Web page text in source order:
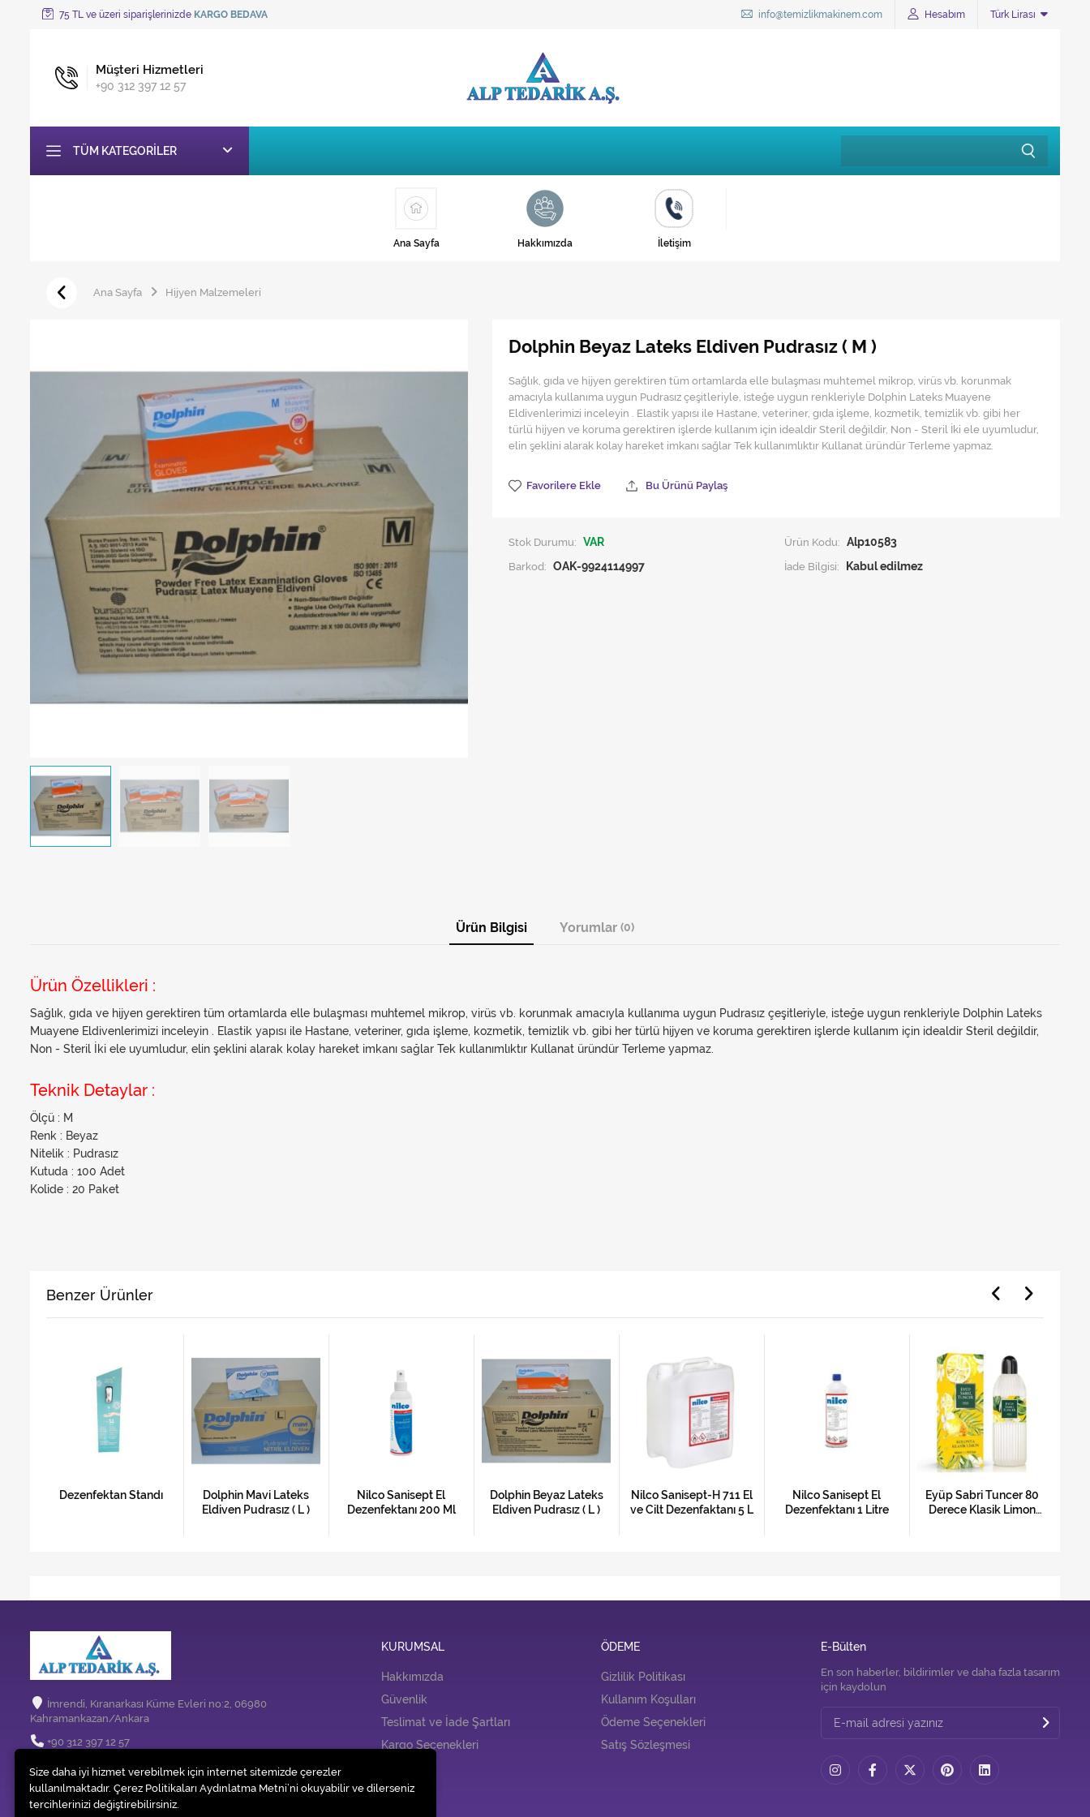
75 TL ve üzeri siparişlerinizde KARGO BEDAVA info@temizlikmakinem.com Hesabım Türk Lirası
Müşteri Hizmetleri
+90 312 397 12 57
TÜM KATEGORILER
Ana Sayfa Hakkımızda İletişim
Ana Sayfa Hijyen Malzemeleri
Dolphin Beyaz Lateks Eldiven Pudrasız ( M )
Sağlık, gıda ve hijyen gerektiren tüm ortamlarda elle bulaşması muhtemel mikrop, virüs vb. korunmak
amacıyla kullanıma uygun Pudrasız çeşitleriyle, isteğe uygun renkleriyle Dolphin Lateks Muayene
Eldivenlerimizi inceleyin . Elastik yapısı ile Hastane, veteriner, gıda işleme, kozmetik, temizlik vb. gibi her
türlü hijyen ve koruma gerektiren işlerde kullanım için idealdir Steril değildir, Non - Steril İki ele uyumludur,
elin şeklini alarak kolay hareket imkanı sağlar Tek kullanımlıktır Kullanat üründür Terleme yapmaz.
Favorilere Ekle Bu Ürünü Paylaş
Stok Durumu: VAR Ürün Kodu: Alp10583
Barkod: OAK-9924114997 İade Bilgisi:
Ürün Bilgisi Yorumlar (0)
Ürün Özellikleri :
Sağlık, gıda ve hijyen gerektiren tüm ortamlarda elle bulaşması muhtemel mikrop, virüs vb. korunmak amacıyla kullanıma uygun Pudrasız çeşitleriyle, isteğe uygun renkleriyle Dolphin Lateks
Muayene Eldivenlerimizi inceleyin . Elastik yapısı ile Hastane, veteriner, gıda işleme, kozmetik, temizlik vb. gibi her türlü hijyen ve koruma gerektiren işlerde kullanım için idealdir Steril değildir,
Non - Steril İki ele uyumludur, elin şeklini alarak kolay hareket imkanı sağlar Tek kullanımlıktır Kullanat üründür Terleme yapmaz.
Teknik Detaylar :
Ölçü : M
Renk : Beyaz
Nitelik : Pudrasız
Kutuda : 100 Adet
Kolide : 20 Paket
Benzer Ürünler
Dezenfektan Standı
Dolphin Mavi Lateks
Eldiven Pudrasız ( L )
Nilco Sanisept El
Dezenfektanı 200 Ml
Dolphin Beyaz Lateks
Eldiven Pudrasız ( L )
Nilco Sanisept-H 711 El
ve Cilt Dezenfaktanı 5 L
Nilco Sanisept El
Dezenfektanı 1 Litre
Eyüp Sabri Tuncer 80
Derece Klasik Limon
İmrendi, Kıranarkası Küme Evleri no:2, 06980
Kahramankazan/Ankara
+90 312 397 12 57
info@temizlikmakinem.com
E-Bülten
En son haberler, bildirimler ve daha fazla tasarım
için kaydolun
KURUMSAL
Hakkımızda
Güvenlik
Teslimat ve İade Şartları
Kargo Seçenekleri
ÖDEME
Gizlilik Politikası
Kullanım Koşulları
Ödeme Seçenekleri
Satış Sözleşmesi
İletişim
Size daha iyi hizmet verebilmek için internet sitemizde çerezler
kullanılmaktadır. Çerez Politikaları Aydınlatma Metni’ni okuyabilir ve dilerseniz
tercihlerinizi değiştirebilirsiniz.